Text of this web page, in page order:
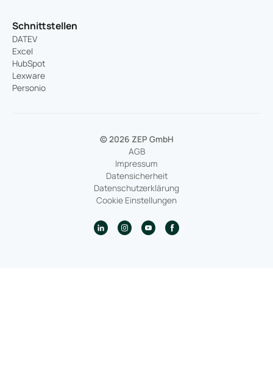
Schnittstellen
DATEV
Excel
HubSpot
Lexware
Personio
© 2026 ZEP GmbH
AGB
Impressum
Datensicherheit
Datenschutzerklärung
Cookie Einstellungen